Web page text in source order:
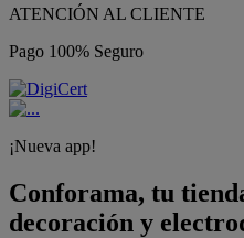
ATENCIÓN AL CLIENTE
Pago 100% Seguro
¡Nueva app!
Conforama, tu
decoración y